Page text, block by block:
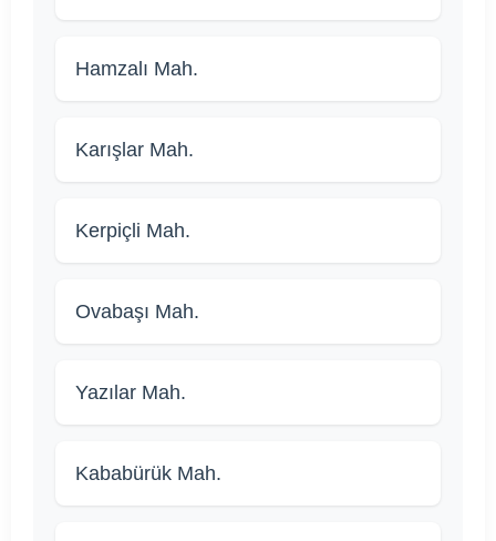
Hamzalı Mah.
Karışlar Mah.
Kerpiçli Mah.
Ovabaşı Mah.
Yazılar Mah.
Kababürük Mah.